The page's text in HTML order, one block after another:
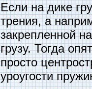
Если на дике
трения, а
закрепленной
грузу. Тогда
просто
уроугости